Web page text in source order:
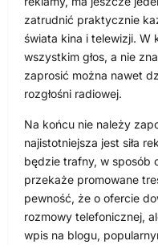
zatrudnić praktycznie
świata kina i telewizji. W
wszystkim głos, a nie
zaprosić można nawet
rozgłośni radiowej.
Na końcu nie należy
najistotniejsza jest siła
będzie trafny, w sposób
przekaże promowane
pewność, że o ofercie
rozmowy telefonicznej,
wpis na blogu,